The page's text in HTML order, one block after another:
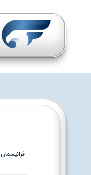
فرانیسمان